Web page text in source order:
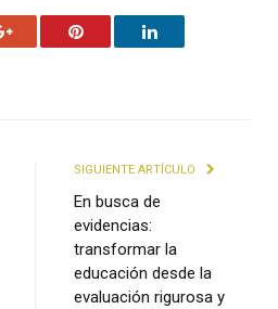
Google+ Pinterest LinkedIn
SIGUIENTE ARTÍCULO
En busca de
evidencias:
transformar la
educación desde la
evaluación rigurosa y